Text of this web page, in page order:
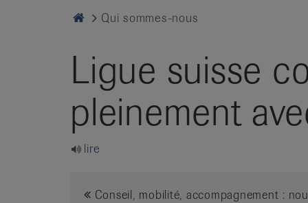
Home
Qui sommes-nous
Ligue suisse
pleinement
lire
Conseil, mobilité, accompagnement :